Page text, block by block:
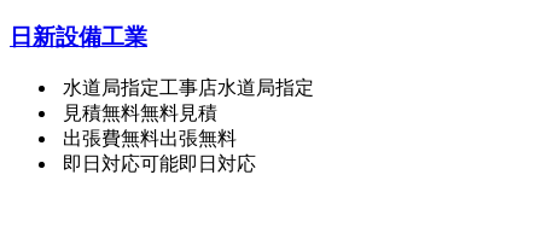
日新設備工業
水道局指定工事店水道局指定
見積無料無料見積
出張費無料出張無料
即日対応可能即日対応